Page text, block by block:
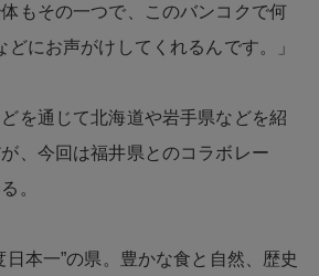
もその一つで、このバンコクで何
にお声がけしてくれるんです。」
を通じて北海道や岩手県などを紹
、今回は福井県とのコラボレー
。
日本一”の県。豊かな食と自然、歴史